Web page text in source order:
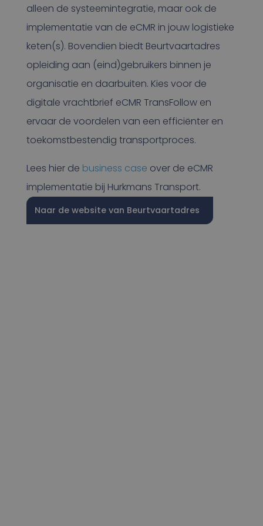
alleen de systeemintegratie, maar ook de
implementatie van de eCMR in jouw logistieke
keten(s). Bovendien biedt Beurtvaartadres
opleiding aan (eind)gebruikers binnen je
organisatie en daarbuiten. Kies voor de
digitale vrachtbrief eCMR TransFollow en
ervaar de voordelen van een efficiënter en
toekomstbestendig transportproces.
Lees hier de business case over de eCMR
implementatie bij Hurkmans Transport.
Naar de website van Beurtvaartadres